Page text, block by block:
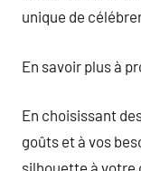
unique de
En savoir plus à
En choisissant
goûts et à vos
silhouette à votre